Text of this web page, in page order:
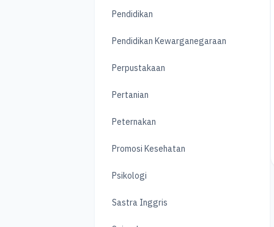
Pendidikan
Pendidikan Kewarganegaraan
Perpustakaan
Pertanian
Peternakan
Promosi Kesehatan
Psikologi
Sastra Inggris